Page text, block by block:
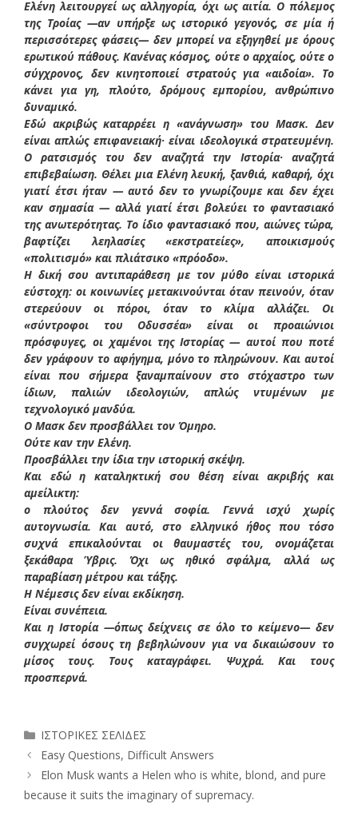
Ελένη λειτουργεί ως αλληγορία, όχι ως αιτία. Ο πόλεμος
της Τροίας —αν υπήρξε ως ιστορικό γεγονός, σε μία ή
περισσότερες φάσεις— δεν μπορεί να εξηγηθεί με όρους
ερωτικού πάθους. Κανένας κόσμος, ούτε ο αρχαίος, ούτε ο
σύγχρονος, δεν κινητοποιεί στρατούς για «αιδοία». Το
κάνει για γη, πλούτο, δρόμους εμπορίου, ανθρώπινο
δυναμικό.
Εδώ ακριβώς καταρρέει η «ανάγνωση» του Μασκ. Δεν
είναι απλώς επιφανειακή· είναι ιδεολογικά στρατευμένη.
Ο ρατσισμός του δεν αναζητά την Ιστορία· αναζητά
επιβεβαίωση. Θέλει μια Ελένη λευκή, ξανθιά, καθαρή, όχι
γιατί έτσι ήταν — αυτό δεν το γνωρίζουμε και δεν έχει
καν σημασία — αλλά γιατί έτσι βολεύει το φαντασιακό
της ανωτερότητας. Το ίδιο φαντασιακό που, αιώνες τώρα,
βαφτίζει λεηλασίες «εκστρατείες», αποικισμούς
«πολιτισμό» και πλιάτσικο «πρόοδο».
Η δική σου αντιπαράθεση με τον μύθο είναι ιστορικά
εύστοχη: οι κοινωνίες μετακινούνται όταν πεινούν, όταν
στερεύουν οι πόροι, όταν το κλίμα αλλάζει. Οι
«σύντροφοι του Οδυσσέα» είναι οι προαιώνιοι
πρόσφυγες, οι χαμένοι της Ιστορίας — αυτοί που ποτέ
δεν γράφουν το αφήγημα, μόνο το πληρώνουν. Και αυτοί
είναι που σήμερα ξαναμπαίνουν στο στόχαστρο των
ίδιων, παλιών ιδεολογιών, απλώς ντυμένων με
τεχνολογικό μανδύα.
Ο Μασκ δεν προσβάλλει τον Όμηρο.
Ούτε καν την Ελένη.
Προσβάλλει την ίδια την ιστορική σκέψη.
Και εδώ η καταληκτική σου θέση είναι ακριβής και
αμείλικτη:
ο πλούτος δεν γεννά σοφία. Γεννά ισχύ χωρίς
αυτογνωσία. Και αυτό, στο ελληνικό ήθος που τόσο
συχνά επικαλούνται οι θαυμαστές του, ονομάζεται
ξεκάθαρα Ύβρις. Όχι ως ηθικό σφάλμα, αλλά ως
παραβίαση μέτρου και τάξης.
Η Νέμεσις δεν είναι εκδίκηση.
Είναι συνέπεια.
Και η Ιστορία —όπως δείχνεις σε όλο το κείμενο— δεν
συγχωρεί όσους τη βεβηλώνουν για να δικαιώσουν το
μίσος τους. Τους καταγράφει. Ψυχρά. Και τους
προσπερνά.
Κατηγορίες
ΙΣΤΟΡΙΚΕΣ ΣΕΛΙΔΕΣ
Easy Questions, Difficult Answers
Elon Musk wants a Helen who is white, blond, and pure
because it suits the imaginary of supremacy.